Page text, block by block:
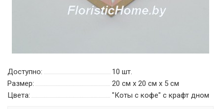
Доступно: 10 шт.
Размер:
20 см х 20 см х 5 см
Цвета:
"Коты с кофе" с крафт дном